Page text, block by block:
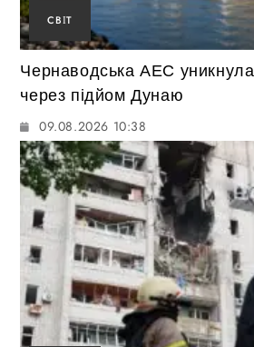
СВІТ
Чернаводська АЕС уникнула
через підйом Дунаю
09.08.2026 10:38